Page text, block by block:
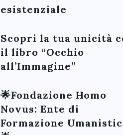
esistenziale
Scopri la tua unicità
il libro “Occhio
all’Immagine”
🌟Fondazione Homo
Novus: Ente di
Formazione